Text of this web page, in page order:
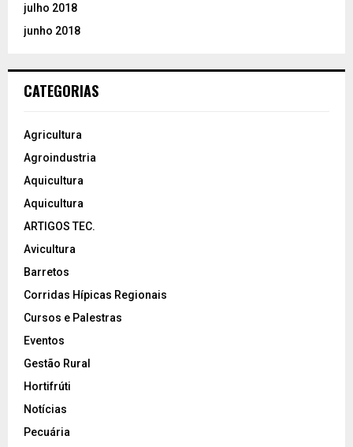
julho 2018
junho 2018
CATEGORIAS
Agricultura
Agroindustria
Aquicultura
Aquicultura
ARTIGOS TEC.
Avicultura
Barretos
Corridas Hípicas Regionais
Cursos e Palestras
Eventos
Gestão Rural
Hortifrúti
Notícias
Pecuária